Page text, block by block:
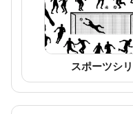
スポーツシ